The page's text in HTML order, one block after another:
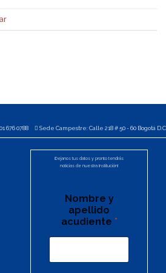
676 0788 Sede Campestre: Calle 218 # 50 - 60 Bogotá D.C
¡Dejanos tus datos y pronto tendrás
noticias de nuestra Institución!
Nombre y
apellido
acudiente *